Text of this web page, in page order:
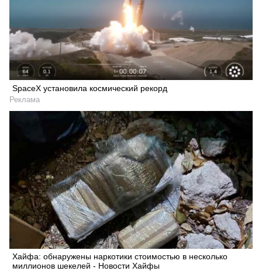
SpaceX установила космический рекорд
Реклама
Хайфа: обнаружены наркотики стоимостью в несколько
миллионов шекелей - Новости Хайфы